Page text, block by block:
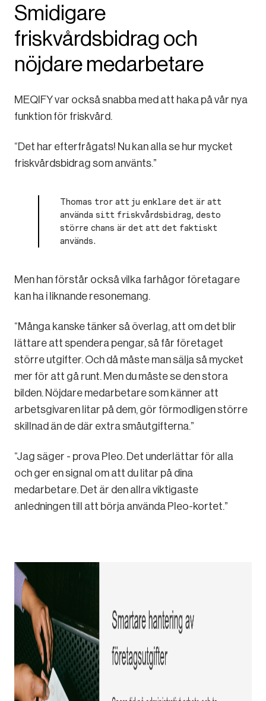
Smidigare
friskvårdsbidrag och
nöjdare medarbetare
MEQIFY var också snabba med att haka på vår nya
funktion för friskvård.
“Det har efterfrågats! Nu kan alla se hur mycket
friskvårdsbidrag som använts.”
Thomas tror att ju enklare det är att
använda sitt friskvårdsbidrag, desto
större chans är det att det faktiskt
används.
Men han förstår också vilka farhågor företagare
kan ha i liknande resonemang.
“Många kanske tänker så överlag, att om det blir
lättare att spendera pengar, så får företaget
större utgifter. Och då måste man sälja så mycket
mer för att gå runt. Men du måste se den stora
bilden. Nöjdare medarbetare som känner att
arbetsgivaren litar på dem, gör förmodligen större
skillnad än de där extra småutgifterna.”
“Jag säger - prova Pleo. Det underlättar för alla
och ger en signal om att du litar på dina
medarbetare. Det är den allra viktigaste
anledningen till att börja använda Pleo-kortet.”